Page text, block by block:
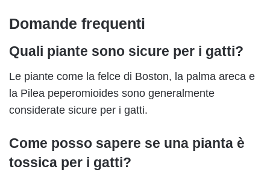
Domande frequenti
Quali piante sono sicure per i gatti?
Le piante come la felce di Boston, la palma areca e
la Pilea peperomioides sono generalmente
considerate sicure per i gatti.
Come posso sapere se una pianta è
tossica per i gatti?